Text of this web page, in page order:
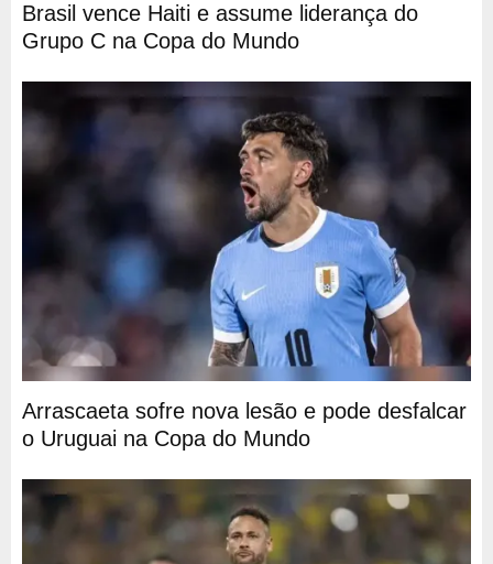
Brasil vence Haiti e assume liderança do
Grupo C na Copa do Mundo
Arrascaeta sofre nova lesão e pode desfalcar
o Uruguai na Copa do Mundo